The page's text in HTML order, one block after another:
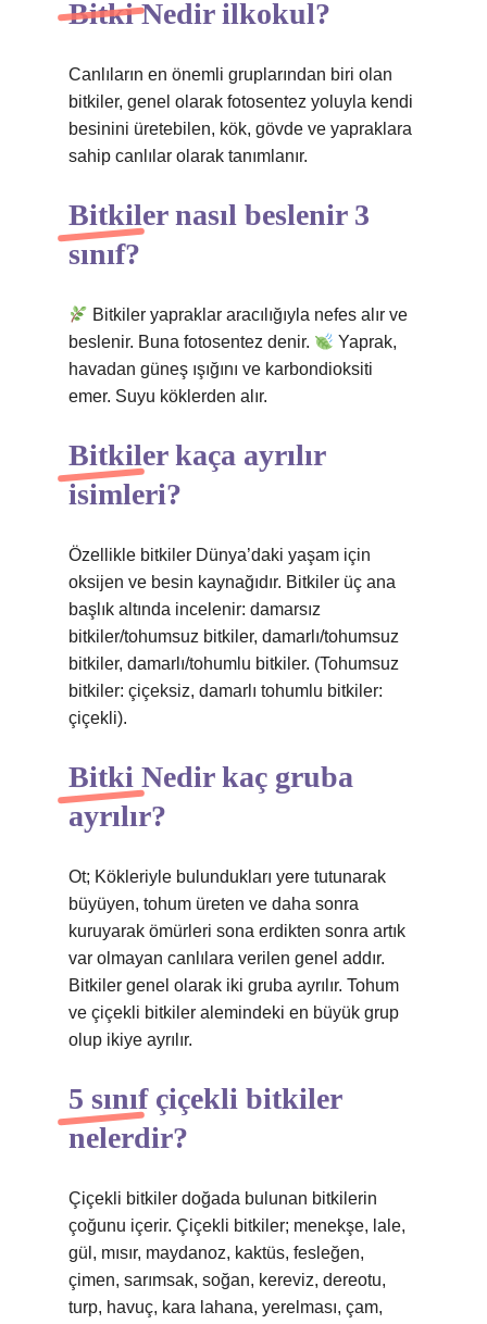
Bitki Nedir ilkokul?
Canlıların en önemli gruplarından biri olan
bitkiler, genel olarak fotosentez yoluyla kendi
besinini üretebilen, kök, gövde ve yapraklara
sahip canlılar olarak tanımlanır.
Bitkiler nasıl beslenir 3
sınıf?
Bitkiler yapraklar aracılığıyla nefes alır ve
beslenir. Buna fotosentez denir.
Yaprak,
havadan güneş ışığını ve karbondioksiti
emer. Suyu köklerden alır.
Bitkiler kaça ayrılır
isimleri?
Özellikle bitkiler Dünya’daki yaşam için
oksijen ve besin kaynağıdır. Bitkiler üç ana
başlık altında incelenir: damarsız
bitkiler/tohumsuz bitkiler, damarlı/tohumsuz
bitkiler, damarlı/tohumlu bitkiler. (Tohumsuz
bitkiler: çiçeksiz, damarlı tohumlu bitkiler:
çiçekli).
Bitki Nedir kaç gruba
ayrılır?
Ot; Kökleriyle bulundukları yere tutunarak
büyüyen, tohum üreten ve daha sonra
kuruyarak ömürleri sona erdikten sonra artık
var olmayan canlılara verilen genel addır.
Bitkiler genel olarak iki gruba ayrılır. Tohum
ve çiçekli bitkiler alemindeki en büyük grup
olup ikiye ayrılır.
5 sınıf çiçekli bitkiler
nelerdir?
Çiçekli bitkiler doğada bulunan bitkilerin
çoğunu içerir. Çiçekli bitkiler; menekşe, lale,
gül, mısır, maydanoz, kaktüs, fesleğen,
çimen, sarımsak, soğan, kereviz, dereotu,
turp, havuç, kara lahana, yerelması, çam,